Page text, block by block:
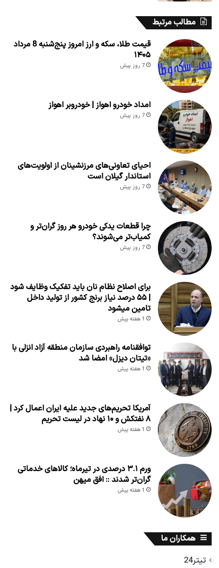
مطالب مرتبط
قیمت طلا، سکه و ارز امروز پنج‌شنبه 8 مرداد
۱۴۰۵
7 روز پیش
امداد خودرو اهواز | خودروبر اهواز
7 روز پیش
احیای تعاونی‌های مرزنشینان از اولویت‌های
استاندار گیلان است
7 روز پیش
چرا قطعات یدکی خودرو هر روز گران‌تر و
کمیاب‌تر می‌شوند؟
7 روز پیش
برای اصلاح نظام نان باید تفکیک وظایف شود
| ۵۵ درصد نیاز برنج کشور از تولید داخل
تامین میشود
1 هفته پیش
توافقنامه راهبردی سازمان منطقه آزاد انزلی با
«تیتان دیزل» امضا شد
1 هفته پیش
آمریکا تحریم‌های جدید علیه ایران اعمال کرد |
۸ نفتکش و ۱۰ نهاد در لیست تحریم
1 هفته پیش
ورم ۳.۱ درصدی در تیرماه؛ کالاهای خدماتی
گران‌تر شدند :: افق میهن
1 هفته پیش
همکاران ما
تیتر24